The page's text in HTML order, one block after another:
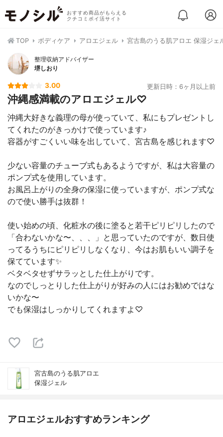
おすすめ商品がもらえる
クチコミポイ活サイト
TOP ボディケア アロエジェル 宮古島のうる肌アロエ 保湿ジェ
整理収納アドバイザー
堺しおり
3.00 更新日時：6ヶ月以上前
沖縄感満載のアロエジェル♡
沖縄大好きな義理の母が使っていて、私にもプレゼントし
てくれたのがきっかけで使っています♪
容器がすごくいい味を出していて、宮古島を感じれます♡
少ない容量のチューブ式もあるようですが、私は大容量の
ポンプ式を使用しています。
お風呂上がりの全身の保湿に使っていますが、ポンプ式な
ので使い勝手は抜群！
使い始めの頃、化粧水の後に塗ると若干ピリピリしたので
「合わないかな〜、、、」と思っていたのですが、数日使
ってるうちにピリピリしなくなり、今はお肌もいい調子を
保てています✨
ベタベタせずサラッとした仕上がりです。
なのでしっとりした仕上がりが好みの人にはお勧めではな
いかな〜
でも保湿はしっかりしてくれますよ♡
宮古島のうる肌アロエ
保湿ジェル
アロエジェルおすすめランキング